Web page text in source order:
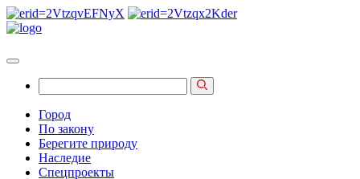
Город
По закону
Берегите природу
Наследие
Спецпроекты